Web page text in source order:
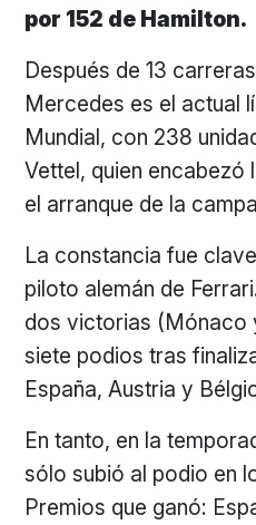
por 152 de Hamilton.
Después de 13
Mercedes es el actual
Mundial, con 238
Vettel, quien
el arranque de la
La constancia fue
piloto alemán de
dos victorias (Mónaco
siete podios tras
España, Austria y
En tanto, en la
sólo subió al podio en
Premios que ganó: